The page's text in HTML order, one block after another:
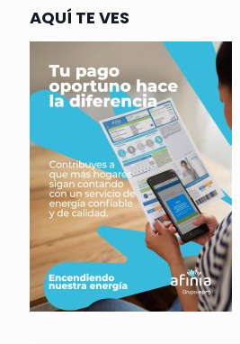
AQUÍ TE VES